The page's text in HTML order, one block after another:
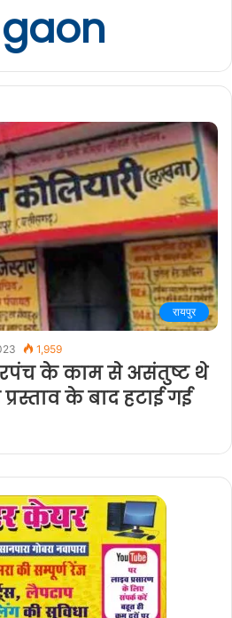
रायपुर
1,959
के काम से असंतुष्ट थे
के बाद हटाई गई